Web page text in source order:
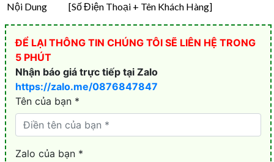
Nội Dung [Số Điện Thoại + Tên Khách Hàng]